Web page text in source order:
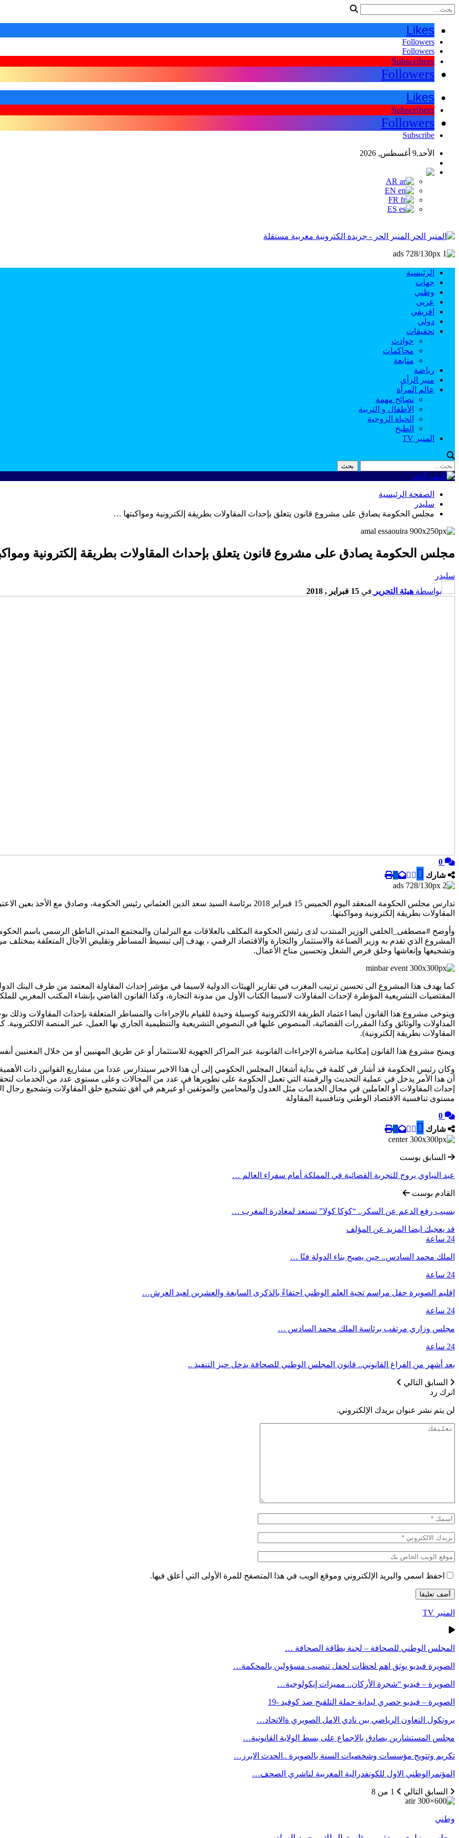
Likes
Followers
Followers
Subscribers
Followers
Likes
Subscribers
Followers
Subscribe
الأحد,9 أغسطس, 2026
AR
EN
FR
ES
المنبر الحر - جريدة الكترونية مغربية مستقلة
الرئيسية
جهات
وطني
عربي
افريقي
دولي
تحقيقات
حوادث
محاكمات
متابعة
رياضة
منبر الرأي
عالم المرأة
نصائح مهمة
الأطفال و التربية
الحياة الزوجية
الطبخ
المنبر TV
الصفحة الرئيسية
سليدر
مجلس الحكومة يصادق على مشروع قانون يتعلق بإحداث المقاولات بطريقة إلكترونية ومواكبتها …
مجلس الحكومة يصادق على مشروع قانون يتعلق بإحداث المقاولات بطريقة إلكترونية
سليدر
بواسطة هيئة التحرير في 15 فبراير , 2018
0
شارك
المقاولات بطريقة إلكترونية ومواكبتها.
وأوضح #مصطفى_الخلفي الوزير المنتدب لدى رئيس الحكومة المكلف بالعلاقات مع البرلمان والمجتمع المدني الناطق الرسمي باسم
المشروع الذي تقدم به وزير الصناعة والاستثمار والتجارة والاقتصاد الرقمي ، يهدف إلى تبسيط المساطر وتقليص الآجال المتعلقة بمختلف
وتشجيعها وإنعاشها وخلق فرص الشغل وتحسين مناخ الأعمال.
كما يهدف هذا المشروع الى تحسين ترتيب المغرب في تقارير الهيئات الدولية لاسيما في مؤشر إحداث المقاولة المعتمد من طرف البنك
المقتضيات التشريعية المؤطرة لإحداث المقاولات لاسيما الكتاب الأول من مدونة التجارة، وكذا القانون القاضي بإنشاء المكتب المغربي
ويتوخى مشروع هذا القانون أيضا اعتماد الطريقة الالكترونية كوسيلة وحيدة للقيام بالإجراءات والمساطر المتعلقة بإحداث المقاولات وذلك
المداولات والوثائق وكذا المقررات القضائية، المنصوص عليها في النصوص التشريعية والتنظيمية الجاري بها العمل، عبر المنصة
المقاولات بطريقة إلكترونية).
ويمنح مشروع هذا القانون إمكانية مباشرة الإجراءات القانونية عبر المراكز الجهوية للاستثمار أو عن طريق المهنيين أو من خلال المعنيين
وكان رئيس الحكومة قد أشار في كلمة في بداية أشغال المجلس الحكومي إلى أن هذا الاخير سيتدارس عددا من مشاريع القوانين ذات الأهمية
أن هذا الأمر يدخل في عملية التحديث والرقمنة التي تعمل الحكومة على تطويرها في عدد من المجالات وعلى مستوى عدد من الخدمات
إحداث المقاولات أو العاملين في مجال الخدمات مثل العدول والمحامين والموثقين أو غيرهم في أفق تشجيع خلق المقاولات وتشجيع
مستوى تنافسية الاقتصاد الوطني وتنافسية المقاولة
0
شارك
السابق بوست
عبد النباوي يروج للتجربة القضائية في المملكة أمام سفراء العالم …
القادم بوست
بسبب رفع الدعم عن السكر.. “كوكا كولا” تستعد لمغادرة المغرب …
قد يعجبك ايضا المزيد عن المؤلف
24 ساعة
الملك محمد السادس.. حين يصبح بناء الدولة فنًا …
24 ساعة
إقليم الصويرة حفل مراسم تحية العلم الوطني احتفاءً بالذكرى السابعة والعشرين لعيد العرش…
24 ساعة
مجلس وزاري مرتقب برئاسة الملك محمد السادس …
24 ساعة
بعد أشهر من الفراغ القانوني.. قانون المجلس الوطني للصحافة يدخل حيز التنفيذ ..
السابق التالي
اترك رد
لن يتم نشر عنوان بريدك الإلكتروني.
احفظ اسمي والبريد الإلكتروني وموقع الويب في هذا المتصفح للمرة الأولى التي أعلق فيها.
المنبر TV
المجلس الوطني للصحافة – لجنة بطاقة الصحافة …
الصويرة فيديو يوثق اهم لحظات لحفل تنصيب مسؤولين بالمحكمة…
الصويرة – فيديو “شجرة الأركان.. مميزات إيكولوجية…
الصويرة – فيديو حصري لبداية حملة التلقيح ضد كوفيد -19
بروتكول التعاون الرياضي بين نادي الامل الصويري ةالاتحاد…
مجلس المستشارين يصادق بالاجماع على بسط الولاية القانونية…
تكريم وتتويج مؤسسات وشخصيات السنة بالصويرة ..الحدث الابرز…
المؤتمرالوطني الاول للكونفدرالية المغربية لناشري الصحف…
السابق التالي 1 من 8
وطني